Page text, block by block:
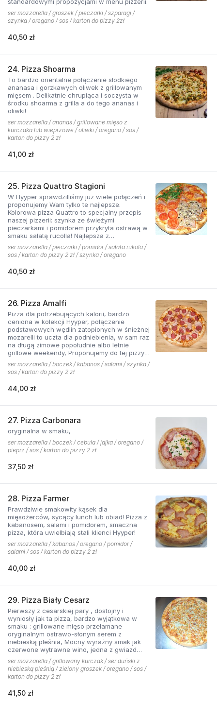
ser mozzarella / groszek / pieczarki / szparagi /
szynka / oregano / sos / karton do pizzy 2zł
40,50 zł
24. Pizza Shoarma
To bardzo orientalne połączenie słodkiego
ananasa i gorzkawych oliwek z grillowanym
mięsem . Delikatnie chrupiąca i soczysta w
środku shoarma z grilla a do tego ananas i
oliwki!
ser mozzarella / ananas / grillowane mięso z
kurczaka lub wieprzowe / oliwki / oregano / sos /
karton do pizzy 2 zł
41,00 zł
25. Pizza Quattro Stagioni
W Hyyper sprawdzilliśmy już wiele połączeń i
proponujemy Wam tylko te najlepsze.
Kolorowa pizza Quattro to specjalny przepis
naszej pizzerii: szynka ze świeżymi
pieczarkami i pomidorem przykryta ostrawą w
smaku sałatą rucolla! Najlepsza z
czosnkowym sosem według naszej receptury
ser mozzarella / pieczarki / pomidor / sałata rukola /
sos / karton do pizzy 2 zł / szynka / oregano
40,50 zł
26. Pizza Amalfi
Pizza dla potrzebujących kalorii, bardzo
ceniona w kolekcji Hyyper, połączenie
podstawowych wędlin zatopionych w śnieżnej
mozarelli to uczta dla podniebienia, w sam raz
na długą zimowe popołudnie albo letnie
grillowe weekendy, Proponujemy do tej pizzy
sos pomidorowy pikantny z dodatkiem cebuli.
ser mozzarella / boczek / kabanos / salami / szynka /
sos / karton do pizzy 2 zł
44,00 zł
27. Pizza Carbonara
oryginalna w smaku,
ser mozzarella / boczek / cebula / jajka / oregano /
pieprz / sos / karton do pizzy 2 zł
37,50 zł
28. Pizza Farmer
Prawdziwie smakowity kąsek dla
mięsożerców, sycący lunch lub obiad! Pizza z
kabanosem, salami i pomidorem, smaczna
pizza, która uwielbiają stali klienci Hyyper!
ser mozzarella / kabanos / oregano / pomidor /
salami / sos / karton do pizzy 2 zł
40,00 zł
29. Pizza Biały Cesarz
Pierwszy z cesarskiej pary , dostojny i
wyniosły jak ta pizza, bardzo wyjątkowa w
smaku : grillowane mięso przełamane
oryginalnym ostrawo-słonym serem z
niebieską pleśnia, Mocny wyraźny smak jak
czerwone wytrawne wino, jedna z gwiazd
kolekcji pizzerii Hyyper.
ser mozzarella / grillowany kurczak / ser duński z
niebieską pleśnią / zielony groszek / oregano / sos /
karton do pizzy 2 zł
41,50 zł